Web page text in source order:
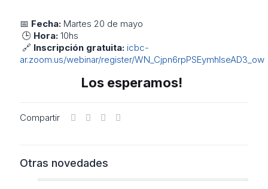
📅 Fecha: Martes 20 de mayo
🕒 Hora: 10hs
🔗 Inscripción gratuita: icbc-
ar.zoom.us/webinar/register/WN_Cjpn6rpPSEymhIseAD3_ow
Los esperamos!
Compartir
Otras novedades